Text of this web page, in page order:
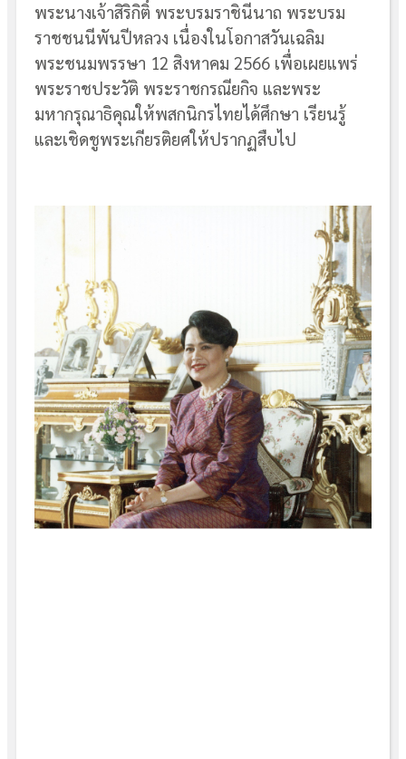
พระนางเจ้าสิริกิติ์ พระบรมราชินีนาถ พระบรม
ราชชนนีพันปีหลวง เนื่องในโอกาสวันเฉลิม
พระชนมพรรษา 12 สิงหาคม 2566 เพื่อเผยแพร่
พระราชประวัติ พระราชกรณียกิจ และพระ
มหากรุณาธิคุณให้พสกนิกรไทยได้ศึกษา เรียนรู้
และเชิดชูพระเกียรติยศให้ปรากฏสืบไป